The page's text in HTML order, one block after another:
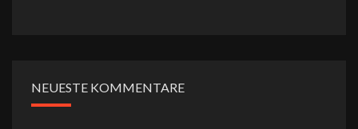
NEUESTE KOMMENTARE